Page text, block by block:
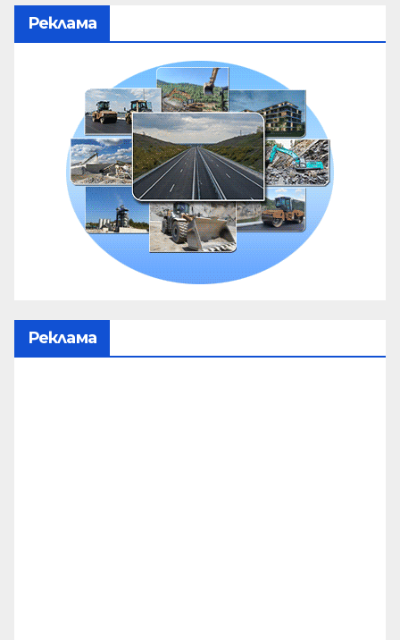
Реклама
Реклама